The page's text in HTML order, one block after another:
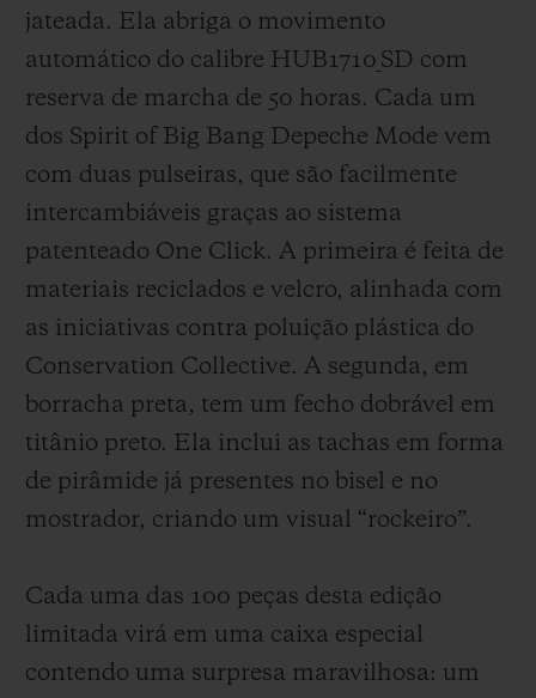
jateada. Ela abriga o movimento
automático do calibre HUB1710_SD com
reserva de marcha de 50 horas. Cada um
dos Spirit of Big Bang Depeche Mode vem
com duas pulseiras, que são facilmente
intercambiáveis graças ao sistema
patenteado One Click. A primeira é feita de
materiais reciclados e velcro, alinhada com
as iniciativas contra poluição plástica do
Conservation Collective. A segunda, em
borracha preta, tem um fecho dobrável em
titânio preto. Ela inclui as tachas em forma
de pirâmide já presentes no bisel e no
mostrador, criando um visual “rockeiro”.
Cada uma das 100 peças desta edição
limitada virá em uma caixa especial
contendo uma surpresa maravilhosa: um